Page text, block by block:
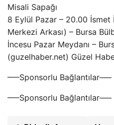
Misali Sapağı
8 Eylül Pazar – 20.00 İsmet
Merkezi Arkası) – Bursa
İncesu Pazar Meydanı –
(guzelhaber.net) Güzel
—–Sponsorlu Bağlantılar—–
—–Sponsorlu Bağlantılar—–